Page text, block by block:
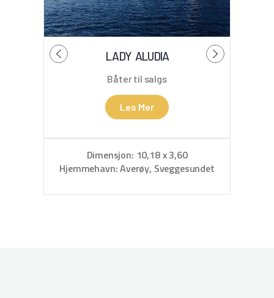
LADY ALUDIA
Båter til salgs
Les Mer
Dimensjon: 10,18 x 3,60
Hjemmehavn: Averøy, Sveggesundet